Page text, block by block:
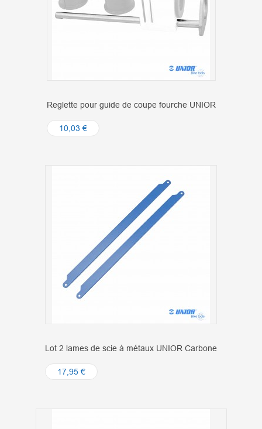
Reglette pour guide de coupe fourche UNIOR
10,03 €
Lot 2 lames de scie à métaux UNIOR Carbone
17,95 €